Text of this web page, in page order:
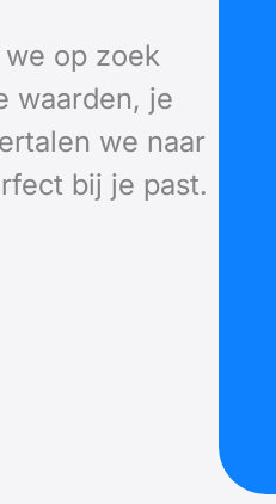
we op zoek
waarden, je
we naar
bij je past.